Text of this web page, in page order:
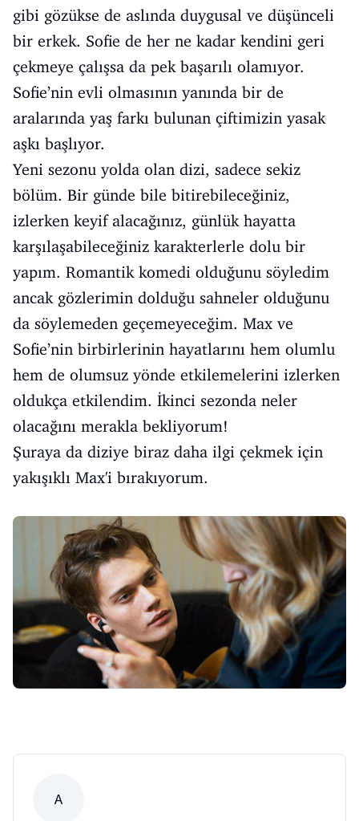
gibi gözükse de aslında duygusal ve düşünceli
bir erkek. Sofie de her ne kadar kendini geri
çekmeye çalışsa da pek başarılı olamıyor.
Sofie’nin evli olmasının yanında bir de
aralarında yaş farkı bulunan çiftimizin yasak
aşkı başlıyor.
Yeni sezonu yolda olan dizi, sadece sekiz
bölüm. Bir günde bile bitirebileceğiniz,
izlerken keyif alacağınız, günlük hayatta
karşılaşabileceğiniz karakterlerle dolu bir
yapım. Romantik komedi olduğunu söyledim
ancak gözlerimin dolduğu sahneler olduğunu
da söylemeden geçemeyeceğim. Max ve
Sofie’nin birbirlerinin hayatlarını hem olumlu
hem de olumsuz yönde etkilemelerini izlerken
oldukça etkilendim. İkinci sezonda neler
olacağını merakla bekliyorum!
Şuraya da diziye biraz daha ilgi çekmek için
yakışıklı Max'i bırakıyorum.
A